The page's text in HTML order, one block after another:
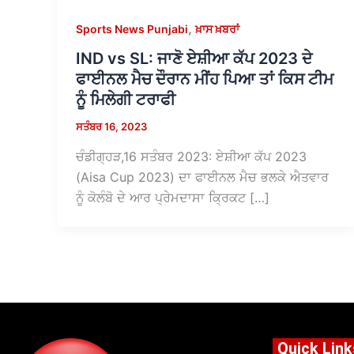
Sports News Punjabi,ਖ਼ਾਸ ਖ਼ਬਰਾਂ
IND vs SL: ਜਾਣੋ ਏਸ਼ੀਆ ਕੱਪ 2023 ਦੇ
ਫਾਈਨਲ ਮੈਚ ਦੌਰਾਨ ਮੀਂਹ ਪਿਆ ਤਾਂ ਕਿਸ ਟੀਮ
ਨੂੰ ਮਿਲੇਗੀ ਟਰਾਫੀ
ਸਤੰਬਰ 16, 2023
ਚੰਡੀਗ੍ਹੜ,16 ਸਤੰਬਰ 2023: ਏਸ਼ੀਆ ਕੱਪ 2023
(Aisa Cup 2023) ਦਾ ਫਾਈਨਲ ਮੈਚ ਭਲਕੇ ਐਤਵਾਰ
ਨੂੰ ਕੋਲੰਬੋ ਦੇ ਆਰ ਪ੍ਰੇਮਦਾਸਾ ਕ੍ਰਿਕਟ […]
Quick